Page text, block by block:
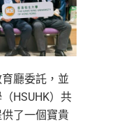
廳委託，並
HSUHK）共
了一個寶貴